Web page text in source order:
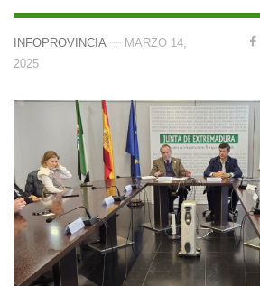
INFOPROVINCIA — MARZO 14,
2025